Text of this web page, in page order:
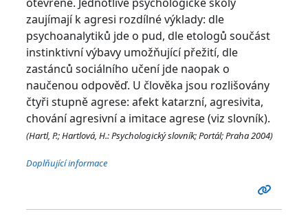
zaujímají k agresi rozdílné výklady: dle
psychoanalytiků jde o pud, dle etologů součást
instinktivní výbavy umožňující přežití, dle
zastánců sociálního učení jde naopak o
naučenou odpověď. U člověka jsou rozlišovány
čtyři stupně agrese: afekt katarzní, agresivita,
chování agresivní a imitace agrese (viz slovník).
(Hartl, P.; Hartlová, H.: Psychologický slovník; Portál; Praha 2004)
Doplňující informace